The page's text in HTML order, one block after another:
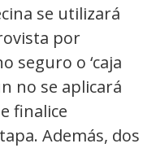
se utilizará
por
seguro o ‘caja
no se aplicará
finalice
Además, dos